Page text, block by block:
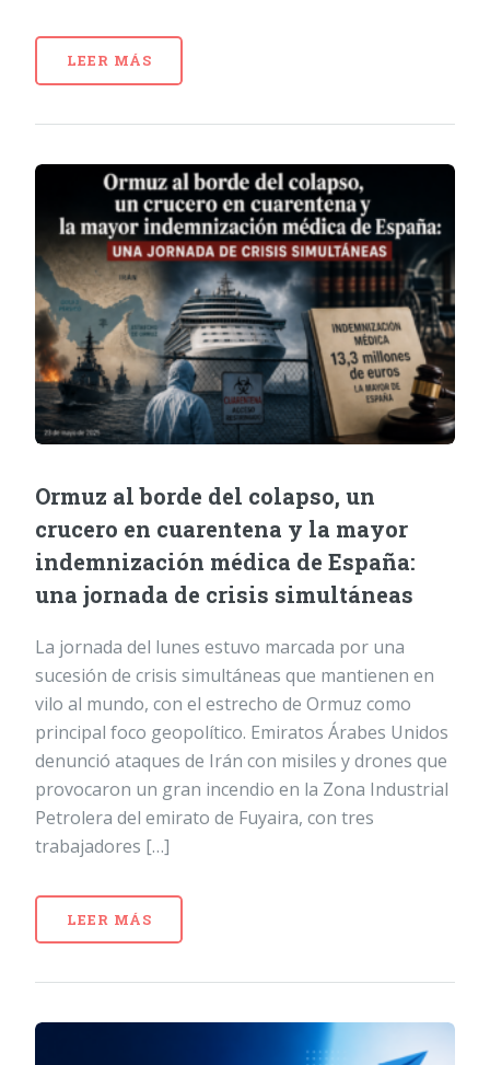
LEER MÁS
Ormuz al borde del colapso, un
crucero en cuarentena y la mayor
indemnización médica de España:
una jornada de crisis simultáneas
La jornada del lunes estuvo marcada por una
sucesión de crisis simultáneas que mantienen en
vilo al mundo, con el estrecho de Ormuz como
principal foco geopolítico. Emiratos Árabes Unidos
denunció ataques de Irán con misiles y drones que
provocaron un gran incendio en la Zona Industrial
Petrolera del emirato de Fuyaira, con tres
trabajadores […]
LEER MÁS